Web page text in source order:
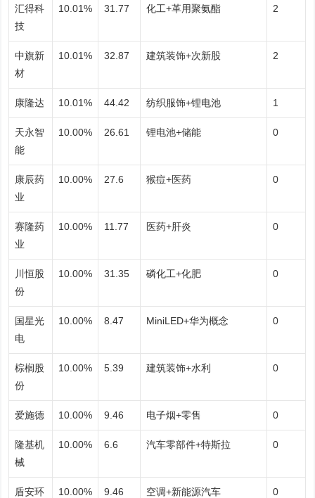
汇得科
技
10.01% 31.77 化工+革用聚氨酯 2
中旗新
材
10.01% 32.87 建筑装饰+次新股 2
康隆达 10.01% 44.42 纺织服饰+锂电池 1
天永智
能
10.00% 26.61 锂电池+储能 0
康辰药
业
10.00% 27.6 猴痘+医药 0
赛隆药
业
10.00% 11.77 医药+肝炎 0
川恒股
份
10.00% 31.35 磷化工+化肥 0
国星光
电
10.00% 8.47 MiniLED+华为概念 0
棕榈股
份
10.00% 5.39 建筑装饰+水利 0
爱施德 10.00% 9.46 电子烟+零售 0
隆基机
械
10.00% 6.6 汽车零部件+特斯拉 0
盾安环
10.00% 9.46 空调+新能源汽车 0